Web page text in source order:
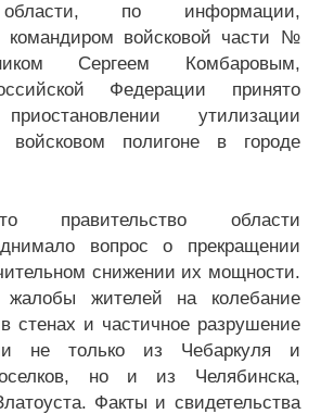
области, по информации,
командиром войсковой части №
Сергеем Комбаровым,
Федерации принято
утилизации
войсковом полигоне в городе
правительство области
вопрос о прекращении
снижении их мощности.
жалобы жителей на колебание
стенах и частичное разрушение
не только из Чебаркуля и
но и из Челябинска,
Факты и свидетельства